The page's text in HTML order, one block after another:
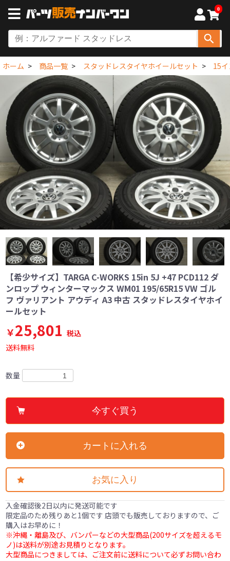
0
ホーム 商品一覧 スタッドレスタイヤホイールセット 15
【希少サイズ】TARGA C-WORKS 15in 5J +47 PCD112 ダ
ンロップ ウィンターマックス WM01 195/65R15 VW ゴル
フ ヴァリアント アウディ A3 中古 スタッドレスタイヤホイ
ールセット
￥25,801 税込
送料無料
数量
今すぐ買う
カートに入れる
お気に入り
入金確認後2日以内に発送可能です
限定品のため残りあと1個です 店頭でも販売しておりますので、ご
購入はお早めに！
※沖縄・離島及び、バンパーなどの大型商品(200サイズを超えるモ
ノ)は送料が別途お見積りとなります。
大型商品につきましては、ご注文前に送料について必ずお問い合わ